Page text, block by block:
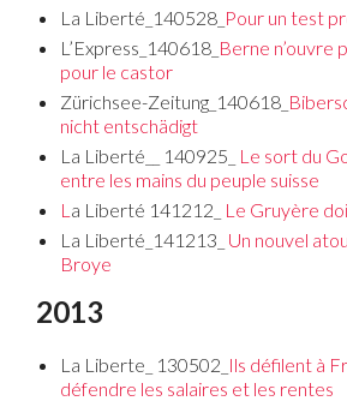
La Liberté_140528_ Pour un test
L’Express_140618_ Berne n’ouvre
pour le castor
Zürichsee-Zeitung_140618_
nicht entschädigt
La Liberté__ 140925_
Le sort du
entre les mains du peuple suisse
L a Liberté 141212_
Le Gruyère
La Liberté_141213_ Un nouvel
Broye
2013
La Liberte_ 130502_ Ils défilent à
défendre les salaires et les rentes